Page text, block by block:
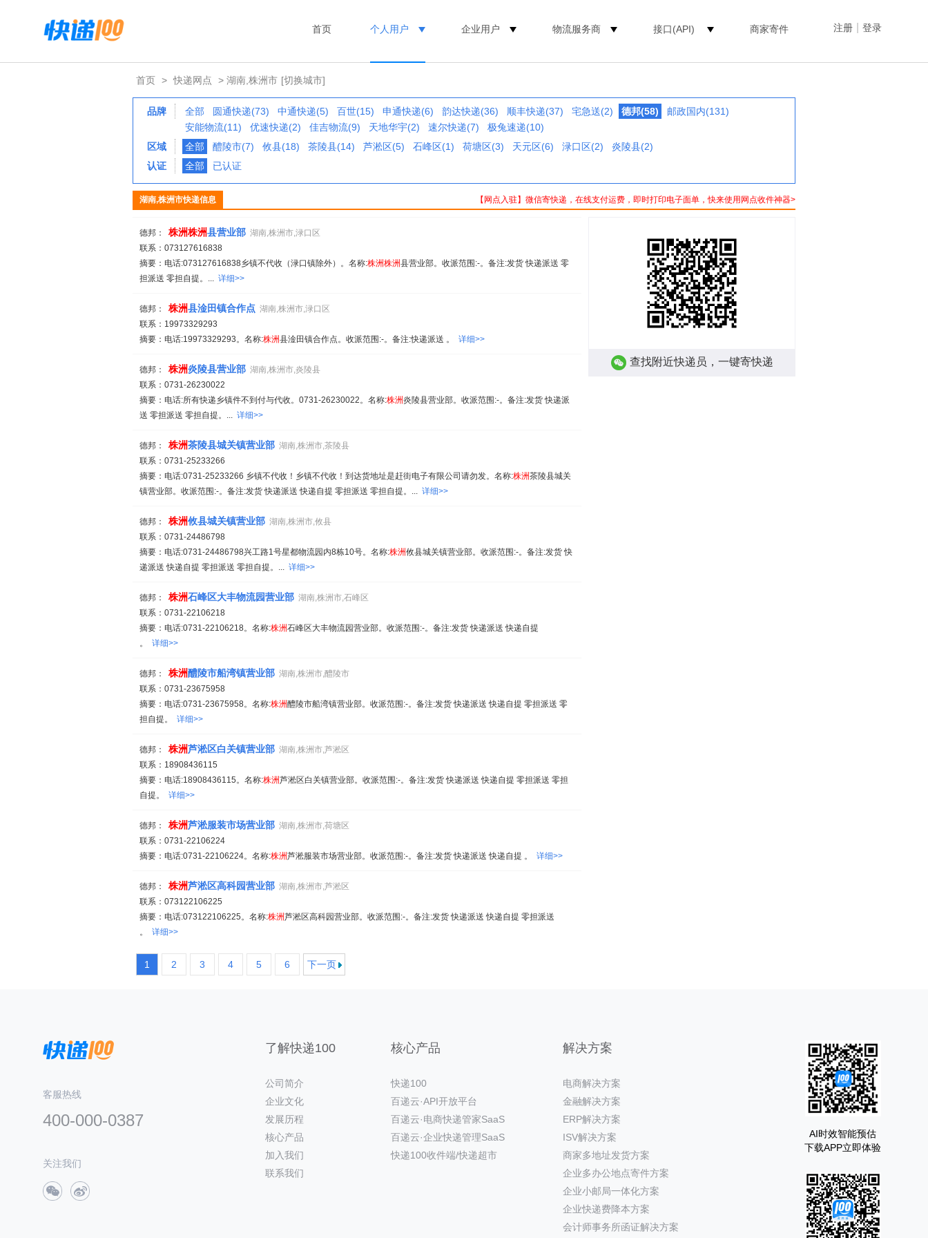
注册 登录
首页 个人用户 企业用户 物流服务商 接口(API) 商家寄件
首页 > 快递网点 > 湖南,株洲市 [切换城市]
品牌 全部 圆通快递(73) 中通快递(5) 百世(15) 申通快递(6) 韵达快递(36) 顺丰快递(37) 宅急送(2) 德邦(58)
邮政国内(131)
安能物流(11)
优速快递(2) 佳吉物流(9) 天地华宇(2) 速尔快递(7)
极兔速递(10)
区域
全部 醴陵市(7) 攸县(18) 茶陵县(14) 芦淞区(5) 石峰区(1) 荷塘区(3) 天元区(6) 渌口区(2)
炎陵县(2)
认证
全部 已认证
【网点入驻】微信寄快递，在线支付运费，即时打印电子面单，快来使用网点收件神器>
湖南,株洲市快递信息
德邦： 株洲株洲县营业部 湖南,株洲市,渌口区
联系：073127616838
摘要：电话:073127616838乡镇不代收（渌口镇除外）。名称:株洲株洲县营业部。收派范围:-。备注:发货 快递派送 零
担派送 零担自提。... 详细>>
德邦： 株洲县淦田镇合作点 湖南,株洲市,渌口区
联系：19973329293
摘要：电话:19973329293。名称:株洲县淦田镇合作点。收派范围:-。备注:快递派送 。 详细>>
德邦： 株洲炎陵县营业部 湖南,株洲市,炎陵县
联系：0731-26230022
摘要：电话:所有快递乡镇件不到付与代收。0731-26230022。名称:株洲炎陵县营业部。收派范围:-。备注:发货 快递派
送 零担派送 零担自提。... 详细>>
德邦： 株洲茶陵县城关镇营业部 湖南,株洲市,茶陵县
联系：0731-25233266
摘要：电话:0731-25233266 乡镇不代收！乡镇不代收！到达货地址是赶街电子有限公司请勿发。名称:株洲茶陵县城关
镇营业部。收派范围:-。备注:发货 快递派送 快递自提 零担派送 零担自提。... 详细>>
德邦： 株洲攸县城关镇营业部 湖南,株洲市,攸县
联系：0731-24486798
摘要：电话:0731-24486798兴工路1号星都物流园内8栋10号。名称:株洲攸县城关镇营业部。收派范围:-。备注:发货 快
递派送 快递自提 零担派送 零担自提。... 详细>>
德邦： 株洲石峰区大丰物流园营业部 湖南,株洲市,石峰区
联系：0731-22106218
摘要：电话:0731-22106218。名称:株洲石峰区大丰物流园营业部。收派范围:-。备注:发货 快递派送 快递自提
。 详细>>
德邦： 株洲醴陵市船湾镇营业部 湖南,株洲市,醴陵市
联系：0731-23675958
摘要：电话:0731-23675958。名称:株洲醴陵市船湾镇营业部。收派范围:-。备注:发货 快递派送 快递自提 零担派送 零
担自提。 详细>>
德邦： 株洲芦淞区白关镇营业部 湖南,株洲市,芦淞区
联系：18908436115
摘要：电话:18908436115。名称:株洲芦淞区白关镇营业部。收派范围:-。备注:发货 快递派送 快递自提 零担派送 零担
自提。 详细>>
德邦： 株洲芦淞服装市场营业部 湖南,株洲市,荷塘区
联系：0731-22106224
摘要：电话:0731-22106224。名称:株洲芦淞服装市场营业部。收派范围:-。备注:发货 快递派送 快递自提 。 详细>>
德邦： 株洲芦淞区高科园营业部 湖南,株洲市,芦淞区
联系：073122106225
摘要：电话:073122106225。名称:株洲芦淞区高科园营业部。收派范围:-。备注:发货 快递派送 快递自提 零担派送
。 详细>>
1 2 3 4 5 6 下一页
查找附近快递员，一键寄快递
客服热线
400-000-0387
关注我们
了解快递100
公司简介
企业文化
发展历程
核心产品
加入我们
联系我们
核心产品
快递100
百递云·API开放平台
百递云·电商快递管家SaaS
百递云·企业快递管理SaaS
快递100收件端/快递超市
解决方案
电商解决方案
金融解决方案
ERP解决方案
ISV解决方案
商家多地址发货方案
企业多办公地点寄件方案
企业小邮局一体化方案
企业快递费降本方案
会计师事务所函证解决方案
AI时效智能预估
下载APP立即体验